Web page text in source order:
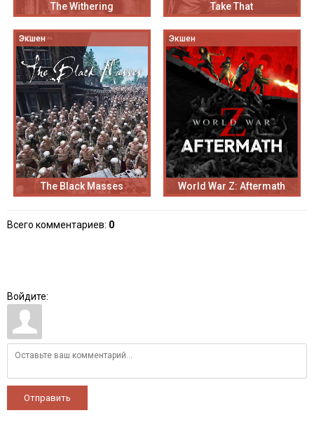
The Withering Take That
Экшен
The Black Masses
Экшен
World War Z: Aftermath
Всего комментариев: 0
Войдите:
Отправить